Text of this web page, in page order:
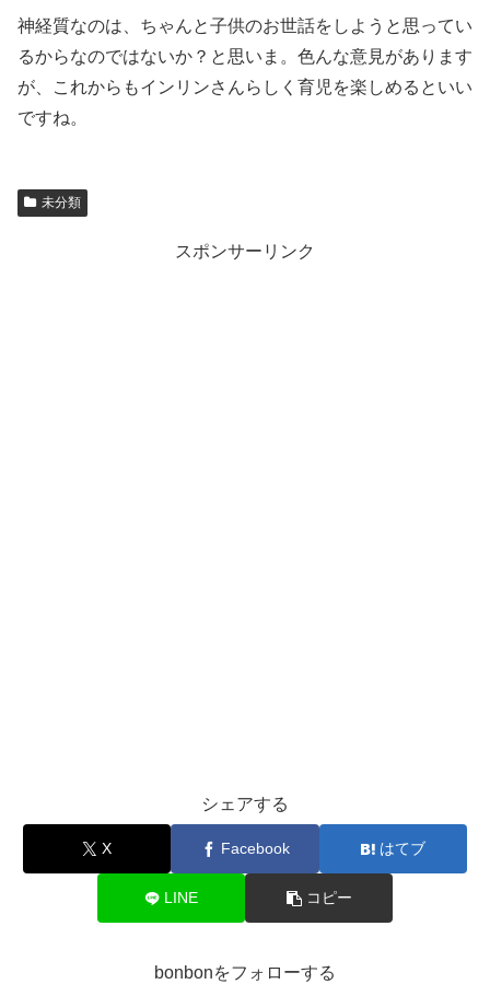
神経質なのは、ちゃんと子供のお世話をしようと思ってい
るからなのではないか？と思いま。色んな意見があります
が、これからもインリンさんらしく育児を楽しめるといい
ですね。
未分類
スポンサーリンク
シェアする
X Facebook はてブ
LINE コピー
bonbonをフォローする